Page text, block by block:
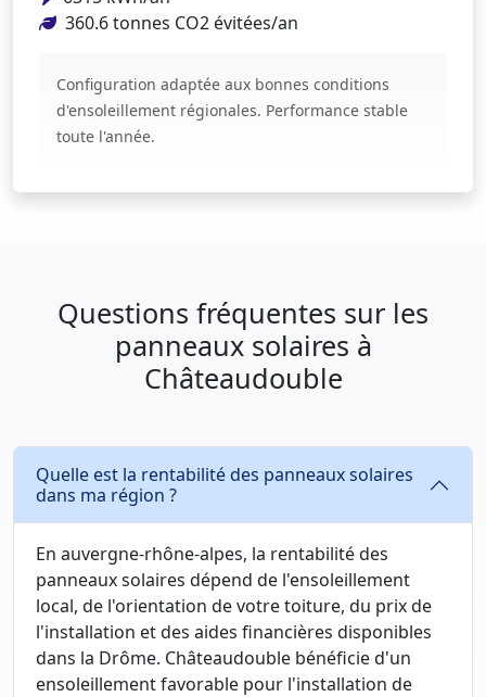
360.6 tonnes CO2 évitées/an
Configuration adaptée aux bonnes conditions
d'ensoleillement régionales. Performance stable
toute l'année.
Questions fréquentes sur les
panneaux solaires à
Châteaudouble
Quelle est la rentabilité des panneaux solaires
dans ma région ?
En auvergne-rhône-alpes, la rentabilité des
panneaux solaires dépend de l'ensoleillement
local, de l'orientation de votre toiture, du prix de
l'installation et des aides financières disponibles
dans la Drôme. Châteaudouble bénéficie d'un
ensoleillement favorable pour l'installation de